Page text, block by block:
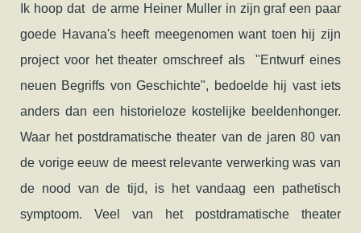
Ik hoop dat de arme Heiner Muller in zijn graf een paar
goede Havana's heeft meegenomen want toen hij zijn
project voor het theater omschreef als "Entwurf eines
neuen Begriffs von Geschichte", bedoelde hij vast iets
anders dan een historieloze kostelijke beeldenhonger.
Waar het postdramatische theater van de jaren 80 van
de vorige eeuw de meest relevante verwerking was van
de nood van de tijd, is het vandaag een pathetisch
symptoom. Veel van het postdramatische theater